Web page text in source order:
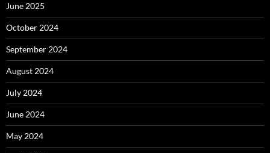
June 2025
October 2024
September 2024
August 2024
July 2024
June 2024
May 2024